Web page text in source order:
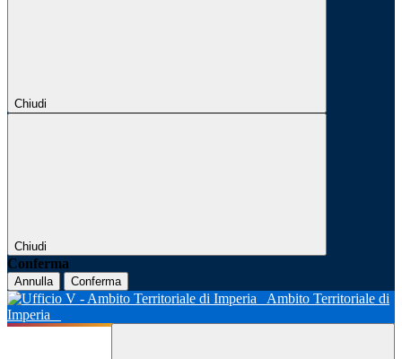
Chiudi
Chiudi
Conferma
Annulla Conferma
Ambito Territoriale di
Imperia